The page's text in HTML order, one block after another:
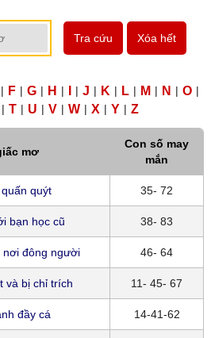
Tra cứu Xóa hết
| F | G | H | | J | K | L | M | N | O |
| T | U | V | W | X | Y | Z
mơ
Con số may
mắn
quýt 35- 72
bạn học cũ 38- 83
nơi đông người 46- 64
và bị chỉ trích 11- 45- 67
đầy cá 14-41-62